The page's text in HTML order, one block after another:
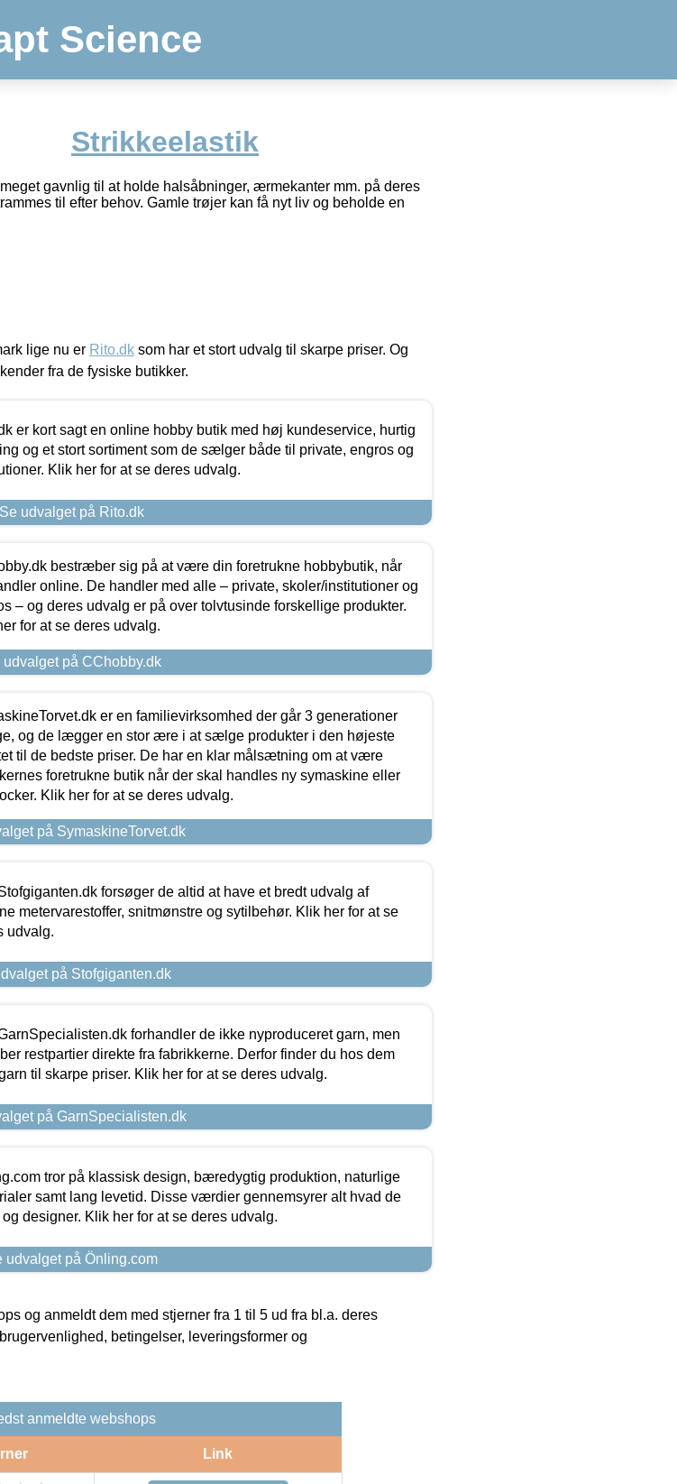
Science
Strikkeelastik
gavnlig til at holde halsåbninger, ærmekanter mm. på deres
til efter behov. Gamle trøjer kan få nyt liv og beholde en
lige nu er Rito.dk som har et stort udvalg til skarpe priser. Og
fra de fysiske butikker.
er kort sagt en online hobby butik med høj kundeservice, hurtig
og et stort sortiment som de sælger både til private, engros og
Klik her for at se deres udvalg.
Se udvalget på Rito.dk
bestræber sig på at være din foretrukne hobbybutik, når
online. De handler med alle – private, skoler/institutioner og
– og deres udvalg er på over tolvtusinde forskellige produkter.
for at se deres udvalg.
udvalget på CChobby.dk
er en familievirksomhed der går 3 generationer
og de lægger en stor ære i at sælge produkter i den højeste
til de bedste priser. De har en klar målsætning om at være
foretrukne butik når der skal handles ny symaskine eller
Klik her for at se deres udvalg.
på SymaskineTorvet.dk
forsøger de altid at have et bredt udvalg af
metervarestoffer, snitmønstre og sytilbehør. Klik her for at se
udvalg.
på Stofgiganten.dk
forhandler de ikke nyproduceret garn, men
restpartier direkte fra fabrikkerne. Derfor finder du hos dem
til skarpe priser. Klik her for at se deres udvalg.
på GarnSpecialisten.dk
tror på klassisk design, bæredygtig produktion, naturlige
samt lang levetid. Disse værdier gennemsyrer alt hvad de
og designer. Klik her for at se deres udvalg.
udvalget på Önling.com
og anmeldt dem med stjerner fra 1 til 5 ud fra bl.a. deres
betingelser, leveringsformer og
anmeldte webshops
Link